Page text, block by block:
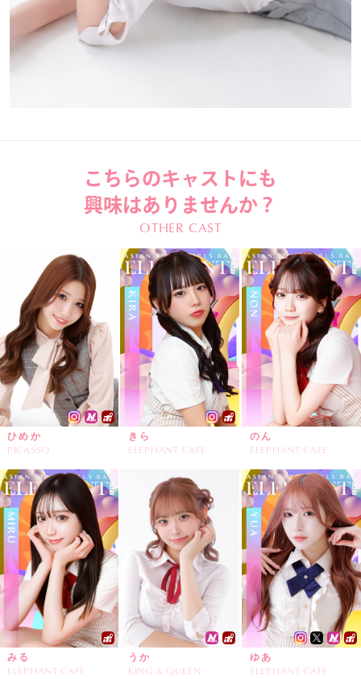
こちらのキャストにも
興味はありませんか？
OTHER CAST
ひめか
PICASSO
きら
ELEPHANT CAFE
のん
ELEPHANT CAFE
みる
ELEPHANT CAFE
うか
KING & QUEEN
ゆあ
ELEPHANT CAFE